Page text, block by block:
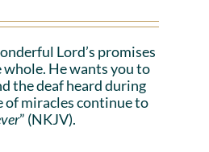
Lord’s promises
whole. He wants you to
the deaf heard during
of miracles continue to
” (NKJV).